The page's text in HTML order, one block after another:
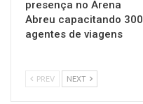
presença no Arena
Abreu capacitando 300
agentes de viagens
PREV NEXT